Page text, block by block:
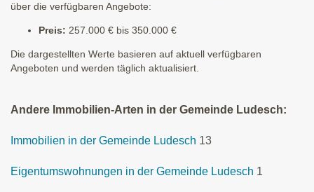
über die verfügbaren Angebote:
Preis: 257.000 € bis 350.000 €
Die dargestellten Werte basieren auf aktuell verfügbaren
Angeboten und werden täglich aktualisiert.
Andere Immobilien-Arten in der Gemeinde Ludesch:
Immobilien in der Gemeinde Ludesch 13
Eigentumswohnungen in der Gemeinde Ludesch 1